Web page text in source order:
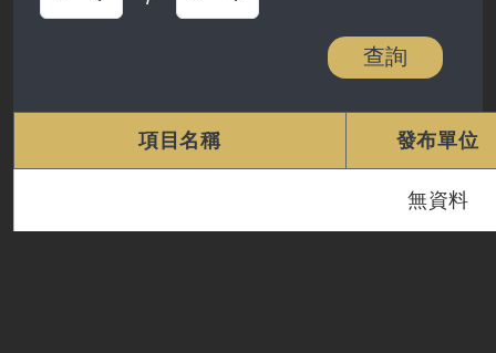
發布日期訖-月發布日期訖-日
查詢
項目名稱 發布單位
無資料